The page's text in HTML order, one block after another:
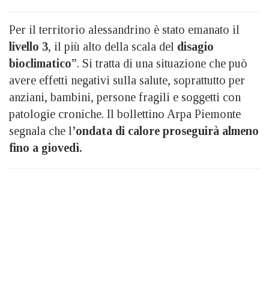
Per il territorio alessandrino è stato emanato il
livello 3, il più alto della scala del disagio
bioclimatico”. Si tratta di una situazione che può
avere effetti negativi sulla salute, soprattutto per
anziani, bambini, persone fragili e soggetti con
patologie croniche. Il bollettino Arpa Piemonte
segnala che l’ondata di calore proseguirà almeno
fino a giovedì.